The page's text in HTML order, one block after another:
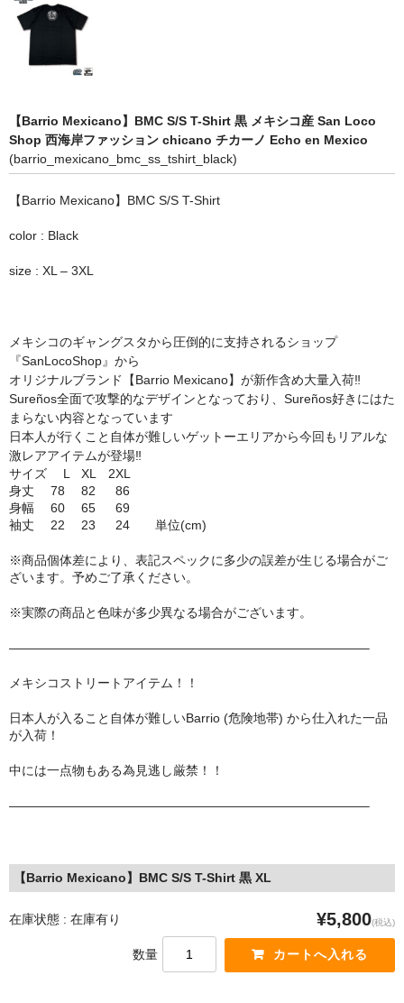
ORIGINAL
STILL 90’s
Brown Pride
Por Vida
全商品（ORIGINAL）
C D / D V D
全商品（CD/DVD）
DJ SANTANA
MixCD
Japanese Rap
MotiveRecords
DVD
トートバッグ
雑誌
【Barrio Mexicano】BMC S/S T-Shirt 黒 メキシコ産 San Loco
Shop 西海岸ファッション chicano チカーノ Echo en Mexico
(barrio_mexicano_bmc_ss_tshirt_black)
【Barrio Mexicano】BMC S/S T-Shirt
color : Black
size : XL – 3XL
メキシコのギャングスタから圧倒的に支持されるショップ
『SanLocoShop』から
オリジナルブランド【Barrio Mexicano】が新作含め大量入荷‼︎
Sureños全面で攻撃的なデザインとなっており、Sureños好きにはた
まらない内容となっています
日本人が行くこと自体が難しいゲットーエリアから今回もリアルな
激レアアイテムが登場‼︎
サイズ L XL 2XL
身丈 78 82 86
身幅 60 65 69
袖丈 22 23 24 単位(cm)
※商品個体差により、表記スペックに多少の誤差が生じる場合がご
ざいます。予めご了承ください。
※実際の商品と色味が多少異なる場合がございます。
————————————————————————————–
メキシコストリートアイテム！！
日本人が入ること自体が難しいBarrio (危険地帯) から仕入れた一品
が入荷！
中には一点物もある為見逃し厳禁！！
————————————————————————————–
【Barrio Mexicano】BMC S/S T-Shirt 黒 XL
在庫状態 : 在庫有り ¥5,800(税込)
数量